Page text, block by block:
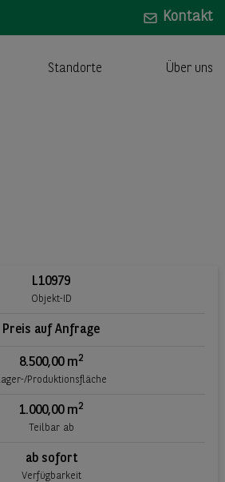
Kontakt
Standorte Über uns
L10979
Objekt-ID
Preis auf Anfrage
8.500,00 m2
Lager-/Produktionsfläche
1.000,00 m2
Teilbar ab
ab sofort
Verfügbarkeit